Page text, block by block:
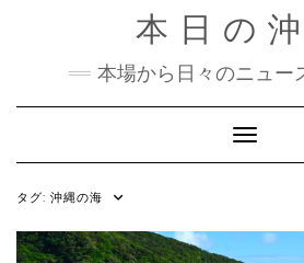
本日の
本場から日々のニュー
Toggle
タグ: 沖縄の海